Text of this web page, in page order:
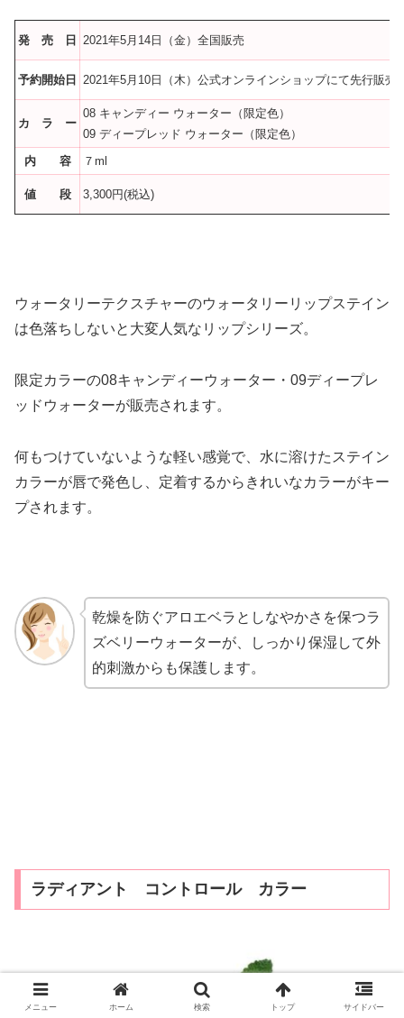
発 売 日 2021年5月14日（金）全国販売
予約開始日 2021年5月10日（木）公式オンラインショップにて先行販売
カ ラ ー
08 キャンディー ウォーター（限定色）
09 ディープレッド ウォーター（限定色）
内 容
７ml
値 段 3,300円(税込)
ウォータリーテクスチャーのウォータリーリップステイン
は色落ちしないと大変人気なリップシリーズ。
限定カラーの08キャンディーウォーター・09ディープレ
ッドウォーターが販売されます。
何もつけていないような軽い感覚で、水に溶けたステイン
カラーが唇で発色し、定着するからきれいなカラーがキー
プされます。
乾燥を防ぐアロエベラとしなやかさを保つラ
ズベリーウォーターが、しっかり保湿して外
的刺激からも保護します。
ラディアント コントロール カラー
メニュー ホーム 検索 トップ サイドバー